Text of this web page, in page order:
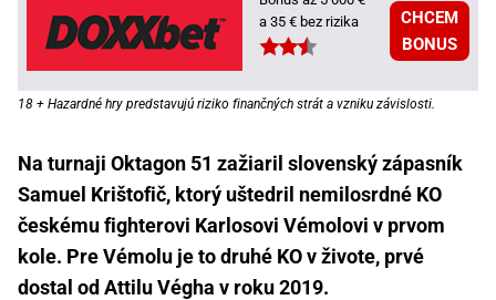
a 35 € bez rizika
CHCEM
BONUS
18 + Hazardné hry predstavujú riziko finančných strát a vzniku závislosti.
Na turnaji Oktagon 51 zažiaril slovenský zápasník
Samuel Krištofič, ktorý uštedril nemilosrdné KO
českému fighterovi Karlosovi Vémolovi v prvom
kole. Pre Vémolu je to druhé KO v živote, prvé
dostal od Attilu Végha v roku 2019.